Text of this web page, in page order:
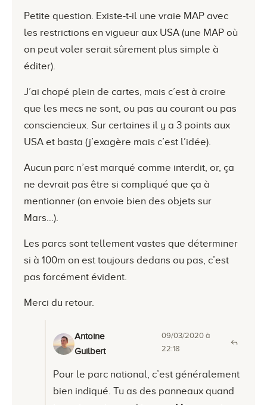
Petite question. Existe-t-il une vraie MAP avec
les restrictions en vigueur aux USA (une MAP où
on peut voler serait sûrement plus simple à
éditer).
J’ai chopé plein de cartes, mais c’est à croire
que les mecs ne sont, ou pas au courant ou pas
consciencieux. Sur certaines il y a 3 points aux
USA et basta (j’exagère mais c’est l’idée).
Aucun parc n’est marqué comme interdit, or, ça
ne devrait pas être si compliqué que ça à
mentionner (on envoie bien des objets sur
Mars…).
Les parcs sont tellement vastes que déterminer
si à 100m on est toujours dedans ou pas, c’est
pas forcément évident.
Merci du retour.
Antoine
Guilbert
09/03/2020 à
22:18
Pour le parc national, c’est généralement
bien indiqué. Tu as des panneaux quand